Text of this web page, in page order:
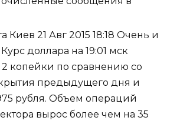
Киев 21 Авг 2015 18:18 Очень и
доллара на 19:01 мск
копейки по сравнению со
предыдущего дня и
рубля. Объем операций
вырос более чем на 35